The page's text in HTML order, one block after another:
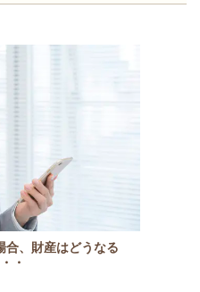
合、財産はどうなる
・